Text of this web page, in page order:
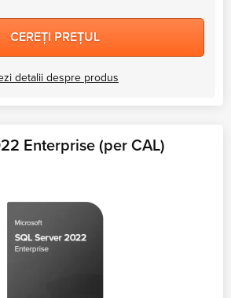
CEREȚI PREȚUL
detalii despre produs
Enterprise (per CAL)